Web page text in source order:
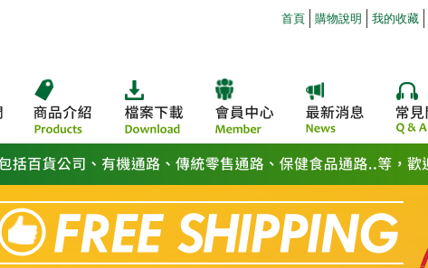
首頁 購物說明 我的收藏